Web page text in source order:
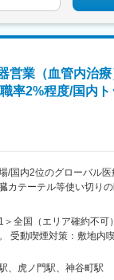
営業（血管内治
率2%程度/国内
/国内2位のグローバル
カテーテル等使い切り
ョン：
院（主に医師）に対し
事業（血管内治療）に
。
＞全国（エリア確約不
受動喫煙対策：敷地内
ヒルズステーションタワ
ノ門ヒルズ ステーショ
、虎ノ門駅、神谷町駅